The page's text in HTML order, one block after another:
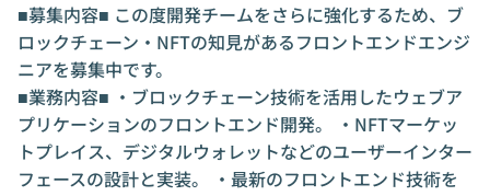
■募集内容■ この度開発チームをさらに強化するため、ブ
ロックチェーン・NFTの知見があるフロントエンドエンジ
ニアを募集中です。
■業務内容■ ・ブロックチェーン技術を活用したウェブア
プリケーションのフロントエンド開発。 ・NFTマーケッ
トプレイス、デジタルウォレットなどのユーザーインター
フェースの設計と実装。 ・最新のフロントエンド技術を